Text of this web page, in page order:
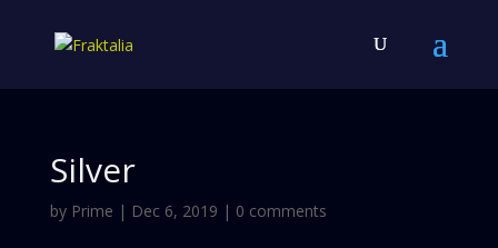
Silver
by Prime | Dec 6, 2019 | 0 comments